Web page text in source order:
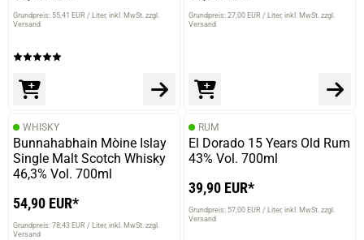
Grundpreis: 55,41 EUR / Liter inkl. MwSt. zzgl.
Versand
Grundpreis: 27,00 EUR / Liter inkl. MwSt. zzgl.
Versand
WHISKY
Bunnahabhain Mòine Islay
Single Malt Scotch Whisky
46,3% Vol. 700ml
54,90 EUR*
Grundpreis: 78,43 EUR / Liter inkl. MwSt. zzgl.
Versand
RUM
El Dorado 15 Years Old Rum
43% Vol. 700ml
39,90 EUR*
Grundpreis: 57,00 EUR / Liter inkl. MwSt. zzgl.
Versand